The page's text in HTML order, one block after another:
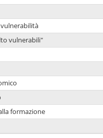
vulnerabili"
formazione